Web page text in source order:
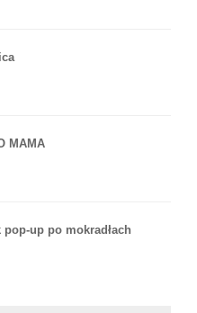
MAMA
up po mokradłach